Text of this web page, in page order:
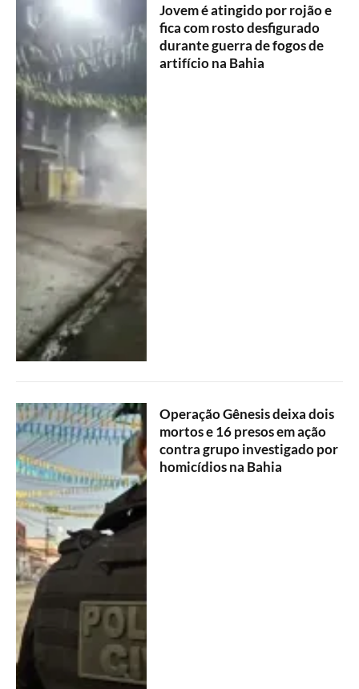
Jovem é atingido por rojão e
fica com rosto desfigurado
durante guerra de fogos de
artifício na Bahia
Operação Gênesis deixa dois
mortos e 16 presos em ação
contra grupo investigado por
homicídios na Bahia